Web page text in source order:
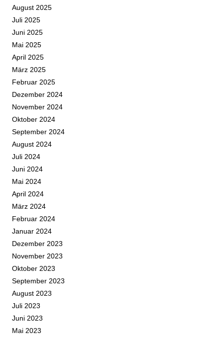
August 2025
Juli 2025
Juni 2025
Mai 2025
April 2025
März 2025
Februar 2025
Dezember 2024
November 2024
Oktober 2024
September 2024
August 2024
Juli 2024
Juni 2024
Mai 2024
April 2024
März 2024
Februar 2024
Januar 2024
Dezember 2023
November 2023
Oktober 2023
September 2023
August 2023
Juli 2023
Juni 2023
Mai 2023